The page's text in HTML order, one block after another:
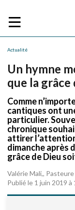
Actualité
Un hymne
que la grâce
Comme
cantiques ont
particulier.
chronique
attirer
dimanche après
grâce de Dieu
Valérie Mali,,
Publié le 1 juin 2019